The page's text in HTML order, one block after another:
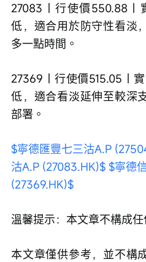
27083｜行使價550.88｜
低，適合用於防守性看淡
多一點時間。
27369｜行使價515.05｜
低，適合看淡延伸至較深
部署。
$寧德匯豐七三沽A.P
沽A.P (27083.HK)$ $寧德
(27369.HK)$
溫馨提示：本文章不構成任
本文章僅供參考，並不構